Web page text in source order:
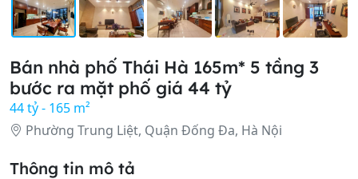
Bán nhà phố Thái Hà 165m* 5 tầng 3
bước ra mặt phố giá 44 tỷ
44 tỷ - 165 m²
Phường Trung Liệt, Quận Đống Đa, Hà Nội
Thông tin mô tả